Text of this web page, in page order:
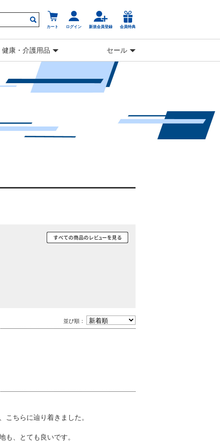
カート ログイン 新規会員登録 会員特典
健康・介護用品 セール
並び順：
ちらに辿り着きました。
、とても良いです。